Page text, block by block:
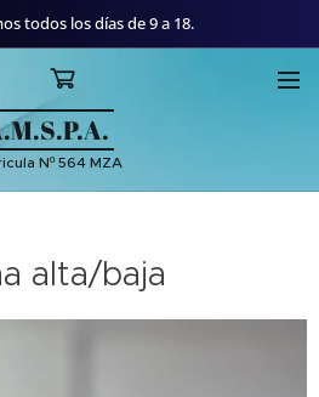
todos los días de 9 a 18.
Nº 564 MZA
alta/baja